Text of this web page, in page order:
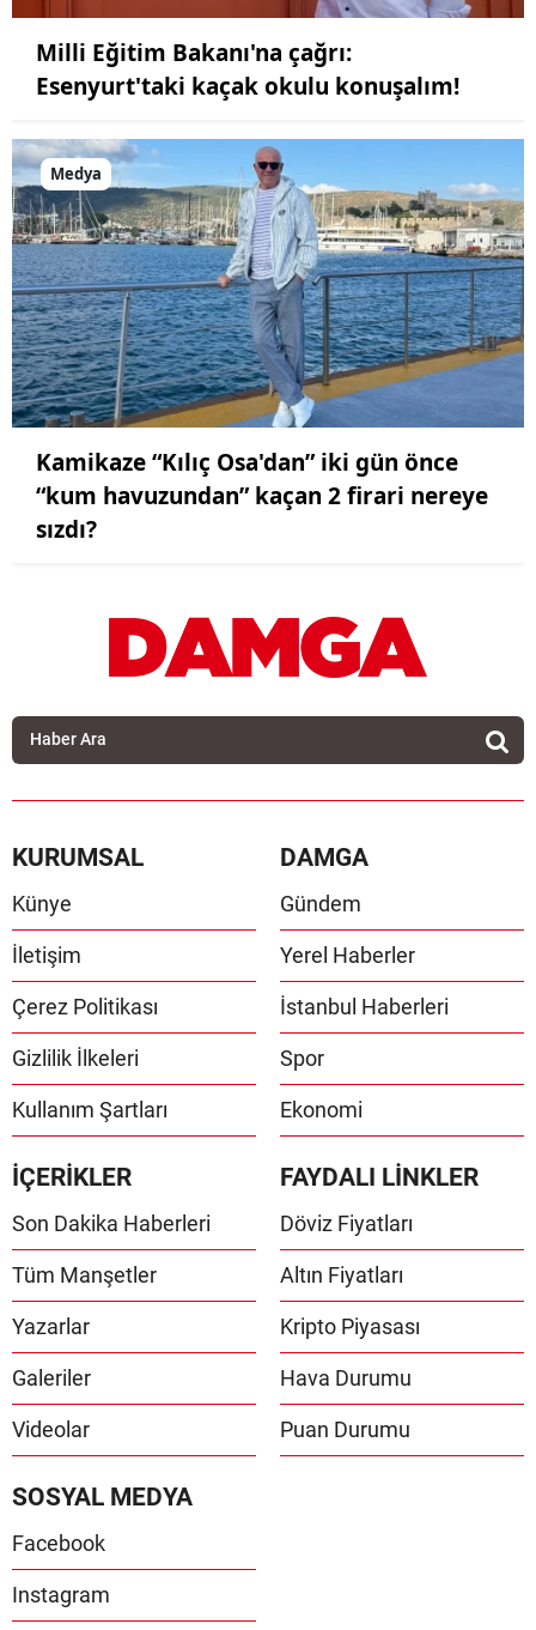
Milli Eğitim Bakanı'na çağrı:
Esenyurt'taki kaçak okulu konuşalım!
Medya
Kamikaze “Kılıç Osa'dan” iki gün önce
“kum havuzundan” kaçan 2 firari nereye
sızdı?
KURUMSAL
Künye
İletişim
Çerez Politikası
Gizlilik İlkeleri
Kullanım Şartları
DAMGA
Gündem
Yerel Haberler
İstanbul Haberleri
Spor
Ekonomi
İÇERİKLER
Son Dakika Haberleri
Tüm Manşetler
Yazarlar
Galeriler
Videolar
FAYDALI LİNKLER
Döviz Fiyatları
Altın Fiyatları
Kripto Piyasası
Hava Durumu
Puan Durumu
SOSYAL MEDYA
Facebook
Instagram